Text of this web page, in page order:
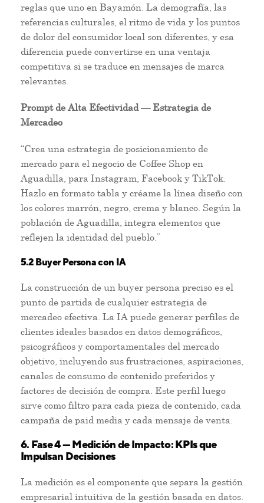
reglas que uno en Bayamón. La demografía, las
referencias culturales, el ritmo de vida y los puntos
de dolor del consumidor local son diferentes, y esa
diferencia puede convertirse en una ventaja
competitiva si se traduce en mensajes de marca
relevantes.
Prompt de Alta Efectividad — Estrategia de
Mercadeo
“Crea una estrategia de posicionamiento de
mercado para el negocio de Coffee Shop en
Aguadilla, para Instagram, Facebook y TikTok.
Hazlo en formato tabla y créame la línea diseño con
los colores marrón, negro, crema y blanco. Según la
población de Aguadilla, integra elementos que
reflejen la identidad del pueblo.”
5.2 Buyer Persona con IA
La construcción de un buyer persona preciso es el
punto de partida de cualquier estrategia de
mercadeo efectiva. La IA puede generar perfiles de
clientes ideales basados en datos demográficos,
psicográficos y comportamentales del mercado
objetivo, incluyendo sus frustraciones, aspiraciones,
canales de consumo de contenido preferidos y
factores de decisión de compra. Este perfil luego
sirve como filtro para cada pieza de contenido, cada
campaña de paid media y cada mensaje de venta.
6. Fase 4 — Medición de Impacto: KPIs que
Impulsan Decisiones
La medición es el componente que separa la gestión
empresarial intuitiva de la gestión basada en datos.